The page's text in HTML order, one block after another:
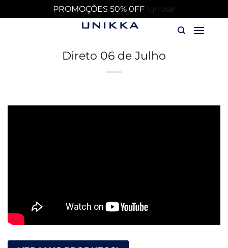
PROMOÇÕES 50% 0FF Ignorar
Direto 06 de Julho